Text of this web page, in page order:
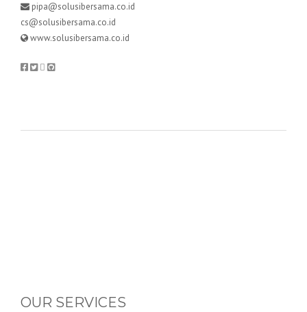
pipa@solusibersama.co.id
cs@solusibersama.co.id
www.solusibersama.co.id
OUR SERVICES